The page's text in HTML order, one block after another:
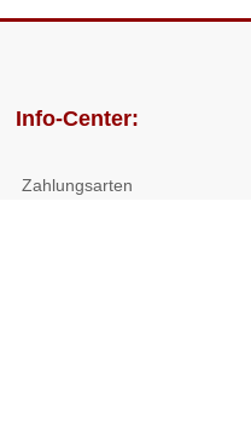
Info-Center:
Zahlungsarten